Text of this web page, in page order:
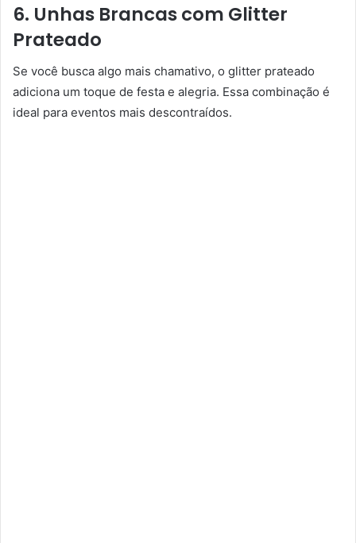
6. Unhas Brancas com Glitter
Prateado
Se você busca algo mais chamativo, o glitter prateado
adiciona um toque de festa e alegria. Essa combinação é
ideal para eventos mais descontraídos.